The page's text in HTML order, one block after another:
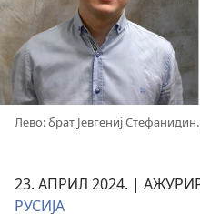
Лево: брат Јевгениј
23. АПРИЛ 2024. |
РУСИЈА